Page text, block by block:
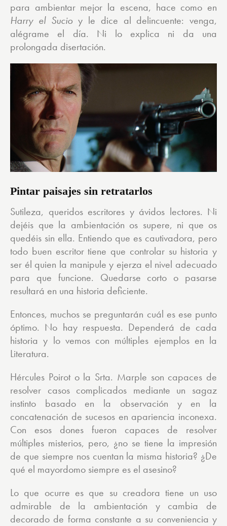
para ambientar mejor la escena, hace como en
Harry el Sucio y le dice al delincuente: venga,
alégrame el día. Ni lo explica ni da una
prolongada disertación.
Pintar paisajes sin retratarlos
Sutileza, queridos escritores y ávidos lectores. Ni
dejéis que la ambientación os supere, ni que os
quedéis sin ella. Entiendo que es cautivadora, pero
todo buen escritor tiene que controlar su historia y
ser él quien la manipule y ejerza el nivel adecuado
para que funcione. Quedarse corto o pasarse
resultará en una historia deficiente.
Entonces, muchos se preguntarán cuál es ese punto
óptimo. No hay respuesta. Dependerá de cada
historia y lo vemos con múltiples ejemplos en la
Literatura.
Hércules Poirot o la Srta. Marple son capaces de
resolver casos complicados mediante un sagaz
instinto basado en la observación y en la
concatenación de sucesos en apariencia inconexa.
Con esos dones fueron capaces de resolver
múltiples misterios, pero, ¿no se tiene la impresión
de que siempre nos cuentan la misma historia? ¿De
qué el mayordomo siempre es el asesino?
Lo que ocurre es que su creadora tiene un uso
admirable de la ambientación y cambia de
decorado de forma constante a su conveniencia y